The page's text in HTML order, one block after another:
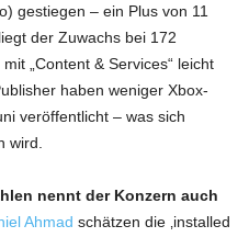
gestiegen – ein Plus von 11
der Zuwachs bei 172
„Content & Services“ leicht
haben weniger Xbox-
veröffentlicht – was sich
wird.
nennt der Konzern auch
Ahmad schätzen die ‚installed